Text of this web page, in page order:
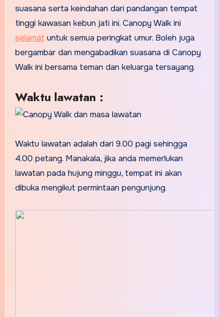
suasana serta keindahan dari pandangan tempat
tinggi kawasan kebun jati ini. Canopy Walk ini
selamatuntuk semua peringkat umur. Boleh juga
bergambar dan mengabadikan suasana di Canopy
Walk ini bersama teman dan keluarga tersayang.
Waktu lawatan :
Waktu lawatan adalah dari 9.00 pagi sehingga
4.00 petang. Manakala, jika anda memerlukan
lawatan pada hujung minggu, tempat ini akan
dibuka mengikut permintaan pengunjung.